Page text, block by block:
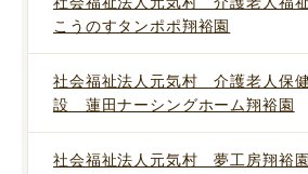
こうのすタンポポ翔裕園
社会福祉法人元気村 介護老人保
設 蓮田ナーシングホーム翔裕園
社会福祉法人元気村 夢工房翔裕園